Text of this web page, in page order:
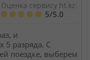
Оценка сервису ht.kz:
5/5.0
и
5 разряда. С
поездке, выберем